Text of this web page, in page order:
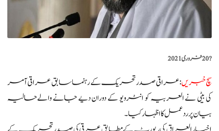
?️20 فروری 2021
سچ خبریں:عراقی صدر تحریک کے رہنما سابق عراقی آمر
کی بیٹی نے العربیہ کو انٹرویو کے دوران دیے جانے والےحالیہ
بیان پر ردعمل کا اظہار کیا۔